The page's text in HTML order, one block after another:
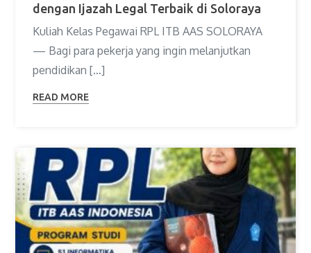
dengan Ijazah Legal Terbaik di Soloraya
Kuliah Kelas Pegawai RPL ITB AAS SOLORAYA
— Bagi para pekerja yang ingin melanjutkan
pendidikan […]
READ MORE